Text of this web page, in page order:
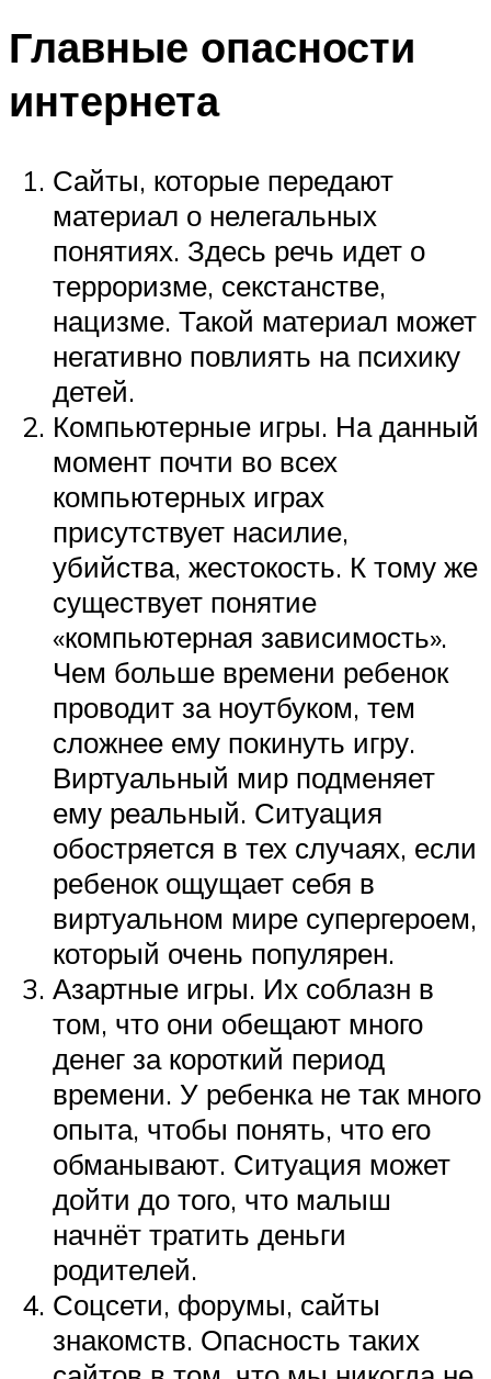
Главные опасности
интернета
Сайты, которые передают
материал о нелегальных
понятиях. Здесь речь идет о
терроризме, секстанстве,
нацизме. Такой материал может
негативно повлиять на психику
детей.
Компьютерные игры. На данный
момент почти во всех
компьютерных играх
присутствует насилие,
убийства, жестокость. К тому же
существует понятие
«компьютерная зависимость».
Чем больше времени ребенок
проводит за ноутбуком, тем
сложнее ему покинуть игру.
Виртуальный мир подменяет
ему реальный. Ситуация
обостряется в тех случаях, если
ребенок ощущает себя в
виртуальном мире супергероем,
который очень популярен.
Азартные игры. Их соблазн в
том, что они обещают много
денег за короткий период
времени. У ребенка не так много
опыта, чтобы понять, что его
обманывают. Ситуация может
дойти до того, что малыш
начнёт тратить деньги
родителей.
Соцсети, форумы, сайты
знакомств. Опасность таких